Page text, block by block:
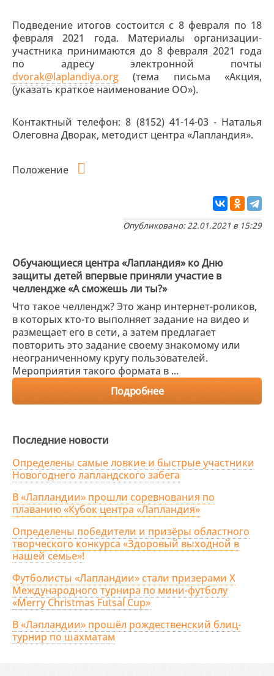
Подведение итогов состоится с 8 февраля по 18
февраля 2021 года. Материалы организации-
участника принимаются до 8 февраля 2021 года
по адресу электронной почты
dvorak@laplandiya.org (тема письма «Акция,
(указать краткое наименование ОО»).
Контактный телефон: 8 (8152) 41-14-03 - Наталья
Олеговна Дворак, методист центра «Лапландия».
Положение
Опубликовано: 22.01.2021 в 15:29
Обучающиеся центра «Лапландия» ко Дню
защиты детей впервые приняли участие в
челлендже «А сможешь ли ты?»
Что такое челлендж? Это жанр интернет-роликов,
в которых кто-то выполняет задание на видео и
размещает его в сети, а затем предлагает
повторить это задание своему знакомому или
неограниченному кругу пользователей.
Мероприятия такого формата в ...
Подробнее
Последние новости
Определены самые ловкие и быстрые участники
Новогоднего лапландского забега
В «Лапландии» прошли соревнования по
плаванию «Кубок центра «Лапландия»
Определены победители и призёры областного
творческого конкурса «Здоровый выходной в
нашей семье»!
Футболисты «Лапландии» стали призерами X
Международного турнира по мини-футболу
«Merry Christmas Futsal Cup»
В «Лапландии» прошёл рождественский блиц-
турнир по шахматам